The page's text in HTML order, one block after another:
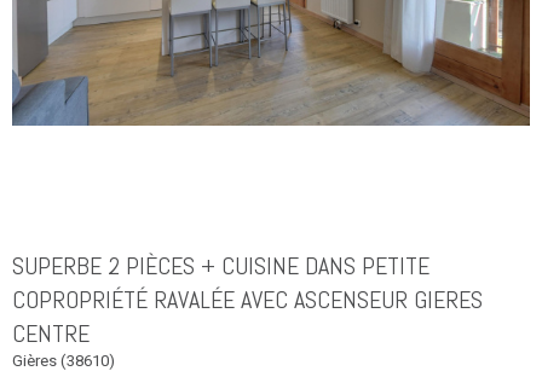
SUPERBE 2 PIÈCES + CUISINE DANS PETITE
COPROPRIÉTÉ RAVALÉE AVEC ASCENSEUR GIERES
CENTRE
Gières (38610)